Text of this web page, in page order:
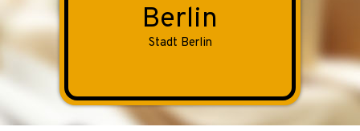
Berlin
Stadt Berlin